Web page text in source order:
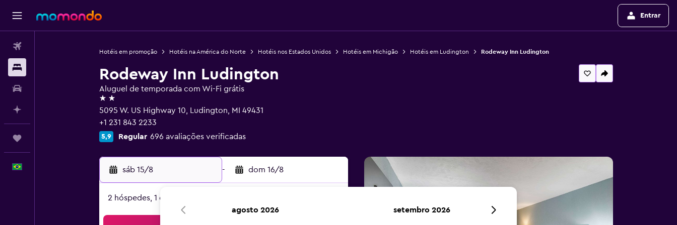
Entrar
Hotéis em promoção Hotéis na América do Norte Hotéis nos Estados Unidos Hotéis em Michigão Hotéis em Ludington Rodeway Inn Ludington
Rodeway Inn Ludington
Aluguel de temporada com Wi-Fi grátis
2 estrelas
5095 W. US Highway 10, Ludington, MI 49431
+1 231 843 2233
5,9 Regular 696 avaliações verificadas
sáb 15/8 - dom 16/8
2 hóspedes, 1 quarto
agosto 2026 setembro 2026